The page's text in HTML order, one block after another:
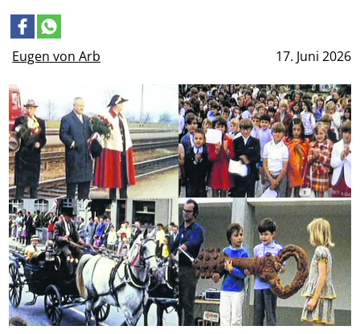
Eugen von Arb 17. Juni 2026